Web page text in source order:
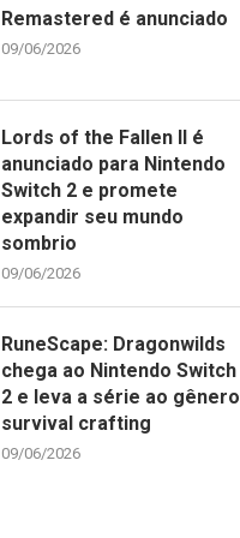
Remastered é anunciado
09/06/2026
Lords of the Fallen II é
anunciado para Nintendo
Switch 2 e promete
expandir seu mundo
sombrio
09/06/2026
RuneScape: Dragonwilds
chega ao Nintendo Switch
2 e leva a série ao gênero
survival crafting
09/06/2026